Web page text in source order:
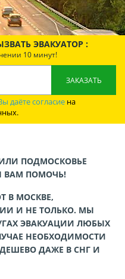
ЭВАКУАТОР :
10 минут!
даёте согласие на
ПОДМОСКОВЬЕ
ВАМ ПОМОЧЬ!
В МОСКВЕ,
И НЕ ТОЛЬКО. МЫ
ЭВАКУАЦИИ ЛЮБЫХ
НЕОБХОДИМОСТИ
ДАЖЕ В СНГ И